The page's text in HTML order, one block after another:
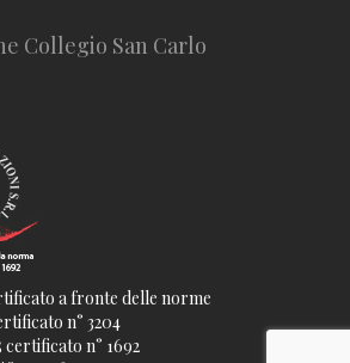
Collegio San Carlo
a fronte delle norme
n° 3204
n° 1692